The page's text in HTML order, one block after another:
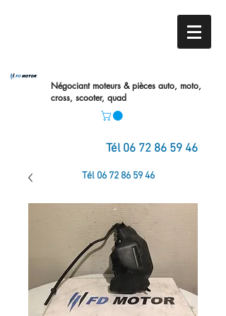
Négociant moteurs & pièces auto, moto,
cross, scooter, quad
Tél 06 72 86 59 46
Tél 06 72 86 59 46